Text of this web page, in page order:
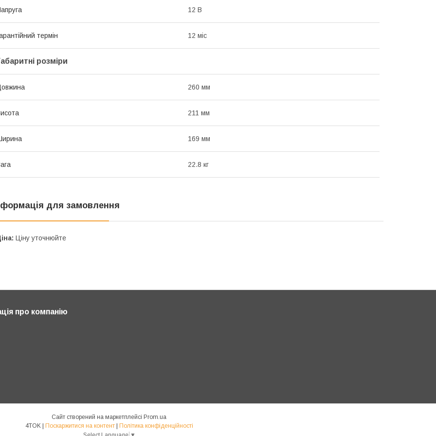
12 В
термін 12 міс
розміри
260 мм
211 мм
169 мм
22.8 кг
для замовлення
Ціну уточнюйте
про компанію
Сайт створений на маркетплейсі Prom.ua
Поскаржитися на контент
Політика конфіденційності